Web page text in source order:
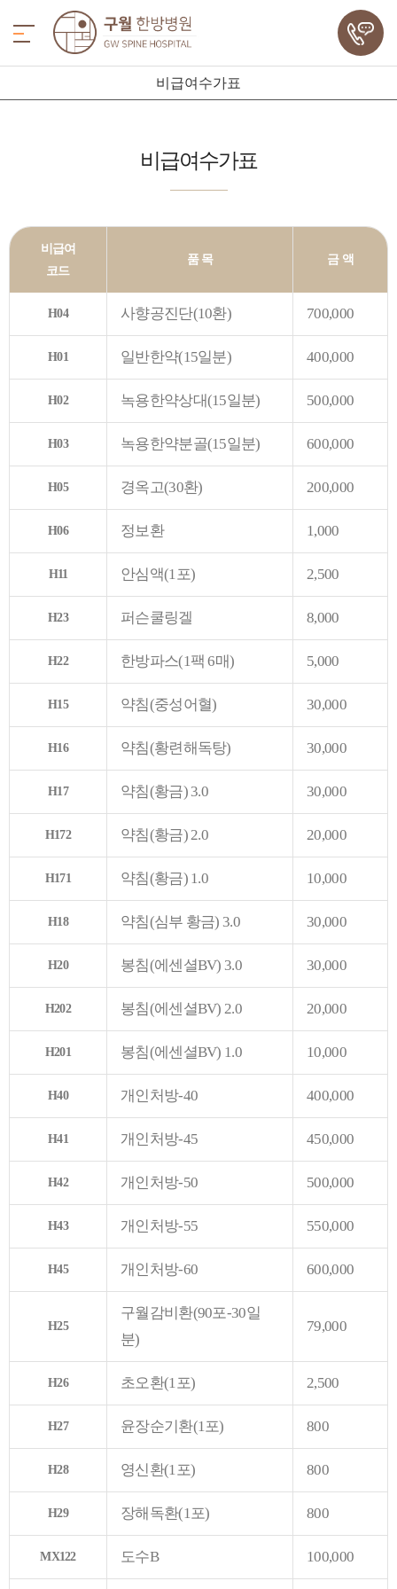
비급여수가표
비급여수가표
비급여
코드
품 목 금 액
H04 사향공진단(10환) 700,000
H01 일반한약(15일분) 400,000
H02 녹용한약상대(15일분) 500,000
H03 녹용한약분골(15일분) 600,000
H05 경옥고(30환) 200,000
H06 정보환 1,000
H11 안심액(1포) 2,500
H23 퍼슨쿨링겔 8,000
H22 한방파스(1팩 6매) 5,000
H15 약침(중성어혈) 30,000
H16 약침(황련해독탕) 30,000
H17 약침(황금) 3.0 30,000
H172 약침(황금) 2.0 20,000
H171 약침(황금) 1.0 10,000
H18 약침(심부 황금) 3.0 30,000
H20 봉침(에센셜BV) 3.0 30,000
H202 봉침(에센셜BV) 2.0 20,000
H201 봉침(에센셜BV) 1.0 10,000
H40 개인처방-40 400,000
H41 개인처방-45 450,000
H42 개인처방-50 500,000
H43 개인처방-55 550,000
H45 개인처방-60 600,000
H25
구월감비환(90포-30일
분)
79,000
H26 초오환(1포) 2,500
H27 윤장순기환(1포) 800
H28 영신환(1포) 800
H29 장해독환(1포) 800
MX122 도수B 100,000